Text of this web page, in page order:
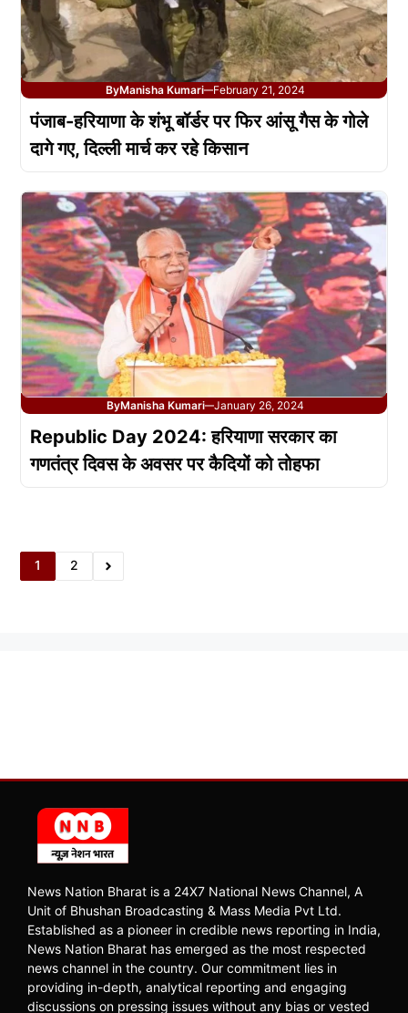
ByManisha Kumari—February 21, 2024
पंजाब-हरियाणा के शंभू बॉर्डर पर फिर आंसू गैस के गोले
दागे गए, दिल्ली मार्च कर रहे किसान
ByManisha Kumari—January 26, 2024
Republic Day 2024: हरियाणा सरकार का
गणतंत्र दिवस के अवसर पर कैदियों को तोहफा
1 2
News Nation Bharat is a 24X7 National News Channel, A
Unit of Bhushan Broadcasting & Mass Media Pvt Ltd.
Established as a pioneer in credible news reporting in India,
News Nation Bharat has emerged as the most respected
news channel in the country. Our commitment lies in
providing in-depth, analytical reporting and engaging
discussions on pressing issues without any bias or vested